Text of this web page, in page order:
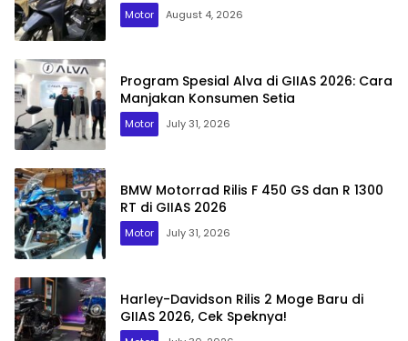
Motor August 4, 2026
Program Spesial Alva di GIIAS 2026: Cara
Manjakan Konsumen Setia
Motor July 31, 2026
BMW Motorrad Rilis F 450 GS dan R 1300
RT di GIIAS 2026
Motor July 31, 2026
Harley-Davidson Rilis 2 Moge Baru di
GIIAS 2026, Cek Speknya!